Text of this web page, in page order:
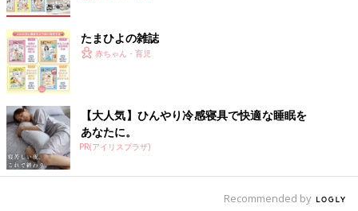
たまひよの雑誌
赤ちゃん・育児
【大人気】ひんやり冷感寝具で快適な睡眠を
あなたに。
PR(アイリスプラザ)
Recommended by